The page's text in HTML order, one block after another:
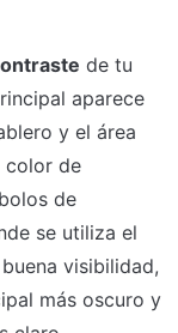
de tu
aparece
y el área
color de
de
se utiliza el
visibilidad,
más oscuro y